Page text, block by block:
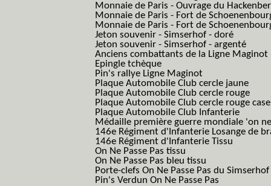
Monnaie de Paris - Ouvrage du
Monnaie de Paris - Fort de
Monnaie de Paris - Fort de
Jeton souvenir - Simserhof - doré
Jeton souvenir - Simserhof - argenté
Anciens combattants de la Ligne Maginot
Epingle tchèque
Pin's rallye Ligne Maginot
Plaque Automobile Club cercle jaune
Plaque Automobile Club cercle rouge
Plaque Automobile Club cercle rouge
Plaque Automobile Club Infanterie
Médaille première guerre mondiale 'on
146e Régiment d'Infanterie Losange de
146e Régiment d'Infanterie Tissu
On Ne Passe Pas tissu
On Ne Passe Pas bleu tissu
Porte-clefs On Ne Passe Pas du Simserhof
Pin's Verdun On Ne Passe Pas